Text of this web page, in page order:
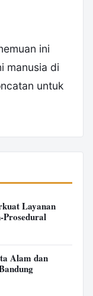
ini
manusia di
untuk
Layanan
Prosedural
Alam dan